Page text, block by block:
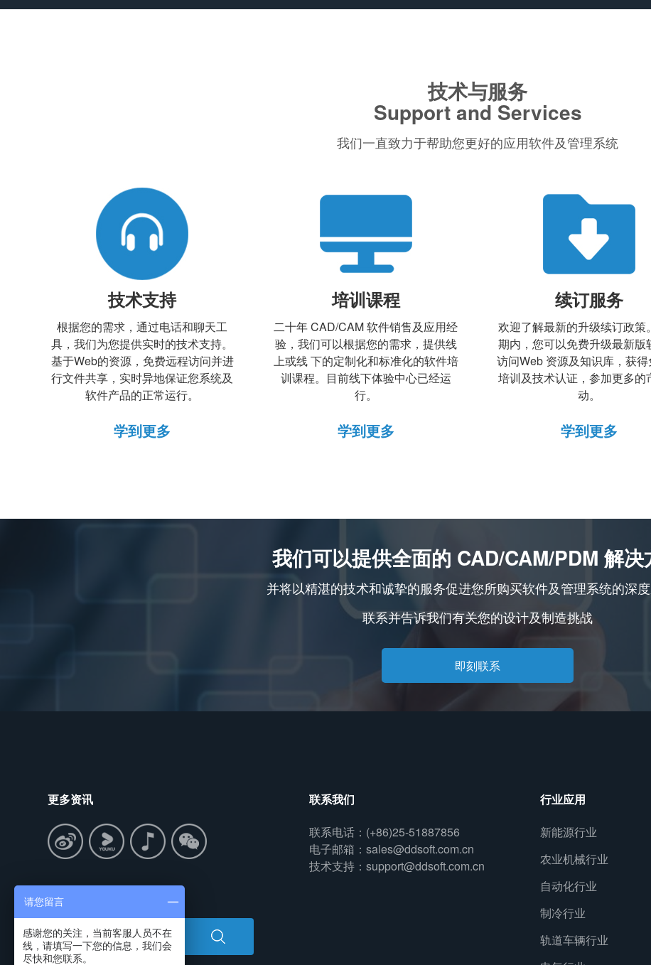
技术与服务
Support and Services
我们一直致力于帮助您更好的应用软件及管理系统
技术支持
根据您的需求，通过电话和聊天工
具，我们为您提供实时的技术支持。
基于Web的资源，免费远程访问并进
行文件共享，实时异地保证您系统及
软件产品的正常运行。
学到更多
培训课程
二十年 CAD/CAM 软件销售及应用经
验，我们可以根据您的需求，提供线
上或线 下的定制化和标准化的软件培
训课程。目前线下体验中心已经运
行。
学到更多
续订服务
欢迎了解最新的升级续订政策
期内，您可以免费升级最新版
访问Web 资源及知识库，获
培训及技术认证，参加更多的
动。
学到更多
我们可以提供全面的 CAD/CAM/PDM 解决
并将以精湛的技术和诚挚的服务促进您所购买软件及管理系统的深度
联系并告诉我们有关您的设计及制造挑战
即刻联系
更多资讯
搜索中心
联系我们
联系电话：(+86)25-51887856
电子邮箱：sales@ddsoft.com.cn
技术支持：support@ddsoft.com.cn
行业应用
新能源行业
农业机械行业
自动化行业
制冷行业
轨道车辆行业
请您留言
感谢您的关注，当前客服人员不在
线，请填写一下您的信息，我们会
尽快和您联系。